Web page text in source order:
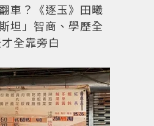
女》推特
車？《逐玉》田曦
坦」智商、學歷全
全靠旁白